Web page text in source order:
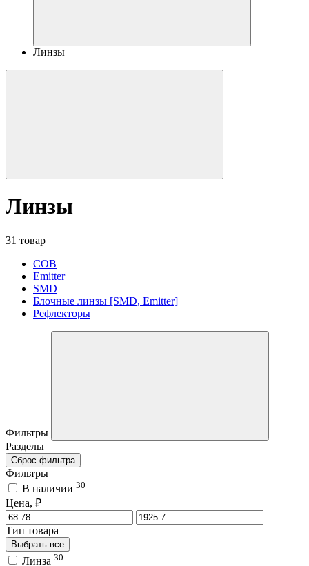
Линзы
Линзы
31 товар
COB
Emitter
SMD
Блочные линзы [SMD, Emitter]
Рефлекторы
Фильтры
Разделы
Сброс фильтра
Фильтры
В наличии 30
Цена, ₽
Тип товара
Выбрать все
Линза 30